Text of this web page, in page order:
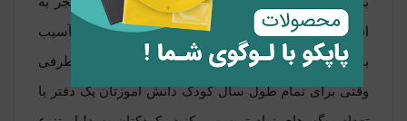
افزایش وزن کیف می شود که این خود یکی از دلایل آسیب
به ستون فقرات، کمر و گردن دانش آموزان است. از طرفی
وقتی برای تمام طول سال کودک دانش آموزتان یک دفتر با